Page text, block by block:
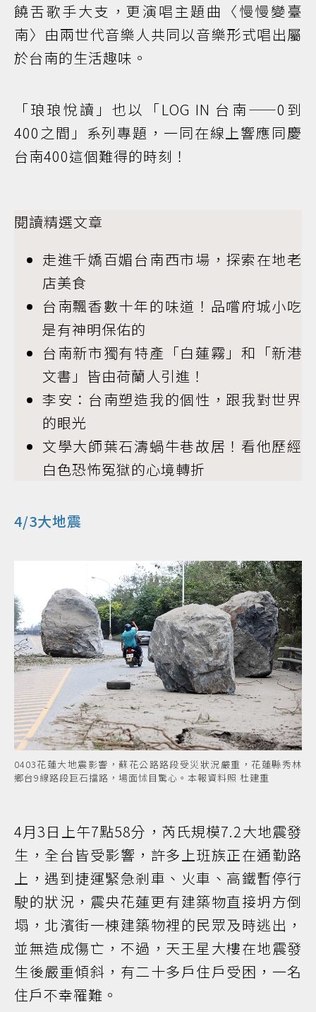
饒舌歌手大支，更演唱主題曲〈慢慢變臺
南〉由兩世代音樂人共同以音樂形式唱出屬
於台南的生活趣味。
「琅琅悅讀」也以「LOG IN 台南——0到
400之間」系列專題，一同在線上響應同慶
台南400這個難得的時刻！
閱讀精選文章
走進千嬌百媚台南西市場，探索在地老
店美食
台南飄香數十年的味道！品嚐府城小吃
是有神明保佑的
台南新市獨有特產「白蓮霧」和「新港
文書」皆由荷蘭人引進！
李安：台南塑造我的個性，跟我對世界
的眼光
文學大師葉石濤蝸牛巷故居！看他歷經
白色恐怖冤獄的心境轉折
4/3大地震
0403花蓮大地震影響，蘇花公路路段受災狀況嚴重，花蓮縣秀林
鄉台9線路段巨石擋路，場面怵目驚心。本報資料照 杜建重
4月3日上午7點58分，芮氏規模7.2大地震發
生，全台皆受影響，許多上班族正在通勤路
上，遇到捷運緊急剎車、火車、高鐵暫停行
駛的狀況，震央花蓮更有建築物直接坍方倒
塌，北濱街一棟建築物裡的民眾及時逃出，
並無造成傷亡，不過，天王星大樓在地震發
生後嚴重傾斜，有二十多戶住戶受困，一名
住戶不幸罹難。